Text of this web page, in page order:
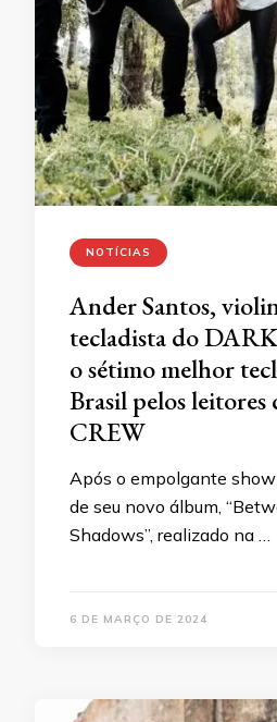
NOTÍCIAS
Ander Santos,
tecladista do
o sétimo melhor
Brasil pelos
CREW
Após o empolgante
de seu novo álbum,
Shadows”, realizado na …
6 DE MARÇO DE 2024